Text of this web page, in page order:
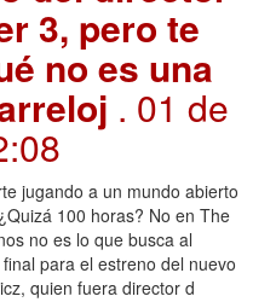
3, pero te
no es una
. 01 de
jugando a un mundo abierto
100 horas? No en The
no es lo que busca al
para el estreno del nuevo
quien fuera director d